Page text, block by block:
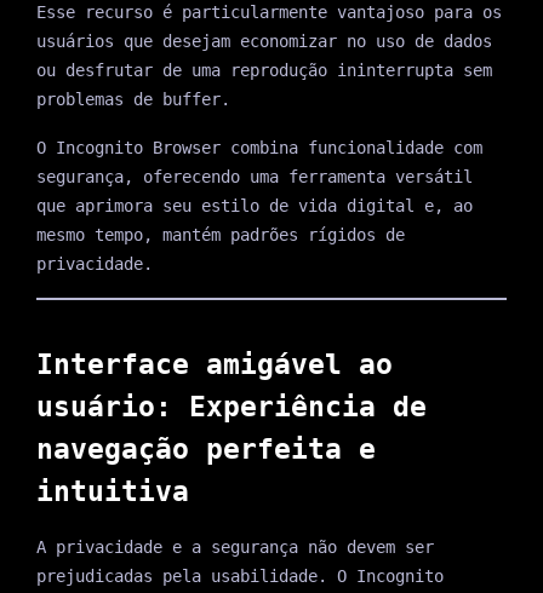
Esse recurso é particularmente vantajoso para os
usuários que desejam economizar no uso de dados
ou desfrutar de uma reprodução ininterrupta sem
problemas de buffer.
O Incognito Browser combina funcionalidade com
segurança, oferecendo uma ferramenta versátil
que aprimora seu estilo de vida digital e, ao
mesmo tempo, mantém padrões rígidos de
privacidade.
Interface amigável ao
usuário: Experiência de
navegação perfeita e
intuitiva
A privacidade e a segurança não devem ser
prejudicadas pela usabilidade. O Incognito